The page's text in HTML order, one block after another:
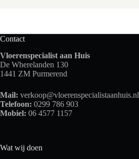
Contact
Vloerenspecialist aan Huis
De Wherelanden 130
1441 ZM Purmerend
Mail: verkoop@vloerenspecialistaanhuis.nl
Telefoon: 0299 786 903
Mobiel: 06 4577 1157
Wat wij doen